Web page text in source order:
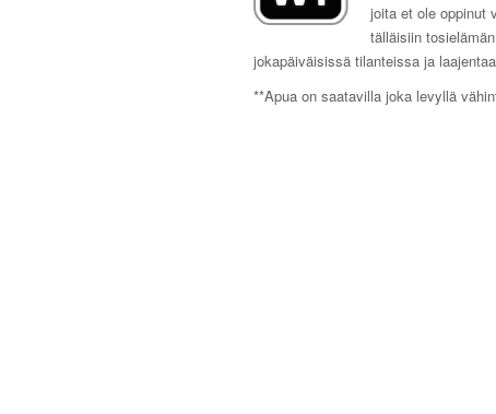
joita et ole oppinut
tälläisiin
jokapäiväisissä tilanteissa ja
**Apua on saatavilla joka levyllä